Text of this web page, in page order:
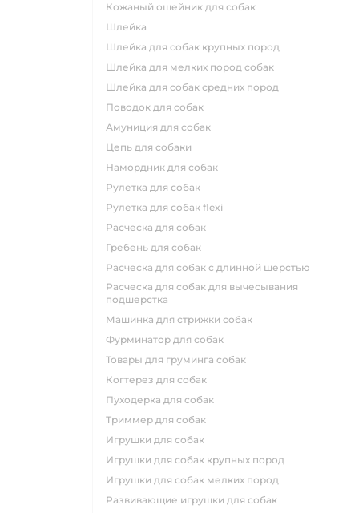
кожаный ошейник для собак
шлейка
шлейка для собак крупных пород
шлейка для мелких пород собак
шлейка для собак средних пород
поводок для собак
амуниция для собак
цепь для собаки
намордник для собак
рулетка для собак
рулетка для собак flexi
расческа для собак
гребень для собак
расческа для собак с длинной шерстью
расческа для собак для вычесывания
подшерстка
машинка для стрижки собак
фурминатор для собак
товары для груминга собак
когтерез для собак
пуходерка для собак
триммер для собак
игрушки для собак
игрушки для собак крупных пород
игрушки для собак мелких пород
развивающие игрушки для собак